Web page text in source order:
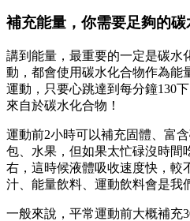
補充能量，你需要足夠的
講到能量，最重要的一定是碳水
動，都會使用碳水化合物作為能
運動，只要心跳達到每分鐘130
來自於碳水化合物！
運動前2小時可以補充固體、富
包、水果，但如果太忙碌沒時間
右，這時候液體吸收速度快，較
汁、能量飲料、運動飲料會是我
一般來說，平常運動前大概補充